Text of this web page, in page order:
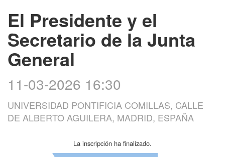
El Presidente y el
Secretario de la Junta
General
11-03-2026 16:30
UNIVERSIDAD PONTIFICIA COMILLAS, CALLE
DE ALBERTO AGUILERA, MADRID, ESPAÑA
La inscripción ha finalizado.